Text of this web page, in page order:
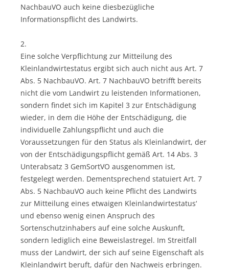
NachbauVO auch keine diesbezügliche
Informationspflicht des Landwirts.
2.
Eine solche Verpflichtung zur Mitteilung des
Kleinlandwirtestatus ergibt sich auch nicht aus Art. 7
Abs. 5 NachbauVO. Art. 7 NachbauVO betrifft bereits
nicht die vom Landwirt zu leistenden Informationen,
sondern findet sich im Kapitel 3 zur Entschädigung
wieder, in dem die Höhe der Entschädigung, die
individuelle Zahlungspflicht und auch die
Voraussetzungen für den Status als Kleinlandwirt, der
von der Entschädigungspflicht gemäß Art. 14 Abs. 3
Unterabsatz 3 GemSortVO ausgenommen ist,
festgelegt werden. Dementsprechend statuiert Art. 7
Abs. 5 NachbauVO auch keine Pflicht des Landwirts
zur Mitteilung eines etwaigen Kleinlandwirtestatus‘
und ebenso wenig einen Anspruch des
Sortenschutzinhabers auf eine solche Auskunft,
sondern lediglich eine Beweislastregel. Im Streitfall
muss der Landwirt, der sich auf seine Eigenschaft als
Kleinlandwirt beruft, dafür den Nachweis erbringen.